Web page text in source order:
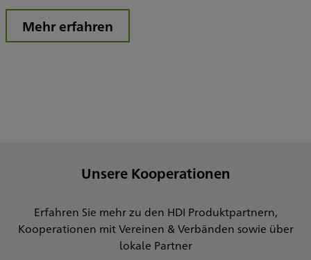
Mehr erfahren
Unsere Kooperationen
Erfahren Sie mehr zu den HDI Produktpartnern,
Kooperationen mit Vereinen & Verbänden sowie über
lokale Partner